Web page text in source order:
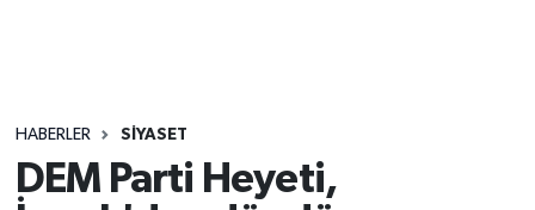
HABERLER SIYASET
DEM Parti Heyeti,